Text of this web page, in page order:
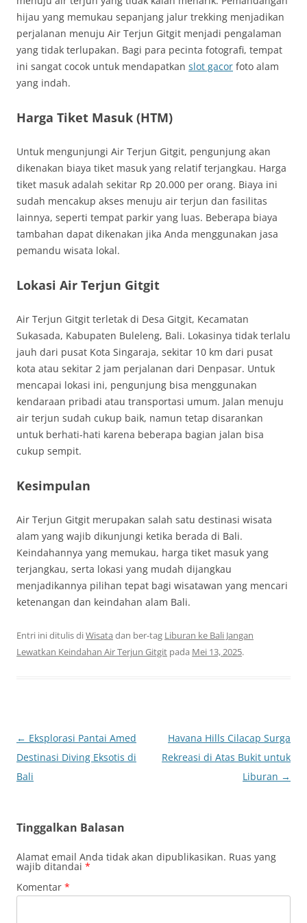
hijau yang memukau sepanjang jalur trekking menjadikan
perjalanan menuju Air Terjun Gitgit menjadi pengalaman
yang tidak terlupakan. Bagi para pecinta fotografi, tempat
ini sangat cocok untuk mendapatkan slot gacor foto alam
yang indah.
Harga Tiket Masuk (HTM)
Untuk mengunjungi Air Terjun Gitgit, pengunjung akan
dikenakan biaya tiket masuk yang relatif terjangkau. Harga
tiket masuk adalah sekitar Rp 20.000 per orang. Biaya ini
sudah mencakup akses menuju air terjun dan fasilitas
lainnya, seperti tempat parkir yang luas. Beberapa biaya
tambahan dapat dikenakan jika Anda menggunakan jasa
pemandu wisata lokal.
Lokasi Air Terjun Gitgit
Air Terjun Gitgit terletak di Desa Gitgit, Kecamatan
Sukasada, Kabupaten Buleleng, Bali. Lokasinya tidak terlalu
jauh dari pusat Kota Singaraja, sekitar 10 km dari pusat
kota atau sekitar 2 jam perjalanan dari Denpasar. Untuk
mencapai lokasi ini, pengunjung bisa menggunakan
kendaraan pribadi atau transportasi umum. Jalan menuju
air terjun sudah cukup baik, namun tetap disarankan
untuk berhati-hati karena beberapa bagian jalan bisa
cukup sempit.
Kesimpulan
Air Terjun Gitgit merupakan salah satu destinasi wisata
alam yang wajib dikunjungi ketika berada di Bali.
Keindahannya yang memukau, harga tiket masuk yang
terjangkau, serta lokasi yang mudah dijangkau
menjadikannya pilihan tepat bagi wisatawan yang mencari
ketenangan dan keindahan alam Bali.
Entri ini ditulis diWisata dan ber-tag Liburan ke Bali Jangan
Lewatkan Keindahan Air Terjun Gitgit pada Mei 13, 2025.
Navigasi
Tulisan
← Eksplorasi Pantai Amed
Destinasi Diving Eksotis di
Bali
Havana Hills Cilacap Surga
Rekreasi di Atas Bukit untuk
Liburan →
Tinggalkan Balasan
Alamat email Anda tidak akan dipublikasikan. Ruas yang
wajib ditandai *
Komentar *